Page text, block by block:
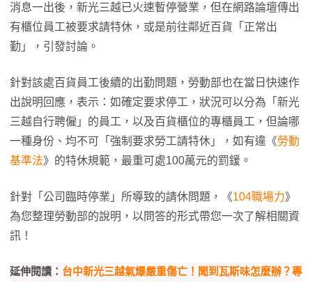
消息一出後，新光三越已火速暫停營業，但在網路論壇傳出
有櫃位員工被要求請特休，或是前往鄰近百貨「正常出
勤」，引發討論。
針對該處百貨員工後續的出勤問題，勞動部也在當日快速作
出說明回應，表示：如確定要求停工，狀況可以分為「新光
三越自行聘僱」的員工，以及百貨櫃位的專櫃員工，但論哪
一種身份、均不可「強制要求勞工請特休」，如有違《勞動
基準法》的特休規範，最重可處100萬元的罰鍰。
針對「公司臨時停業」所導致的請休問題，《104職場力》
為您整理勞動部的說明，以問答的形式帶您一次了解相關資
訊！
延伸閱讀： 台中新光三越氣爆嚴重傷亡！聞到瓦斯味怎麼辦？專